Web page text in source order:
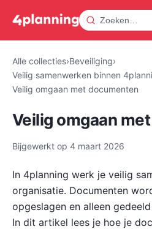
Alle collecties›Beveiliging›
Veilig samenwerken binnen
Veilig omgaan met documenten
Veilig omgaan
Bijgewerkt op 4 maart 2026
In 4planning werk je veilig
organisatie. Documenten
opgeslagen en alleen
In dit artikel lees je hoe je